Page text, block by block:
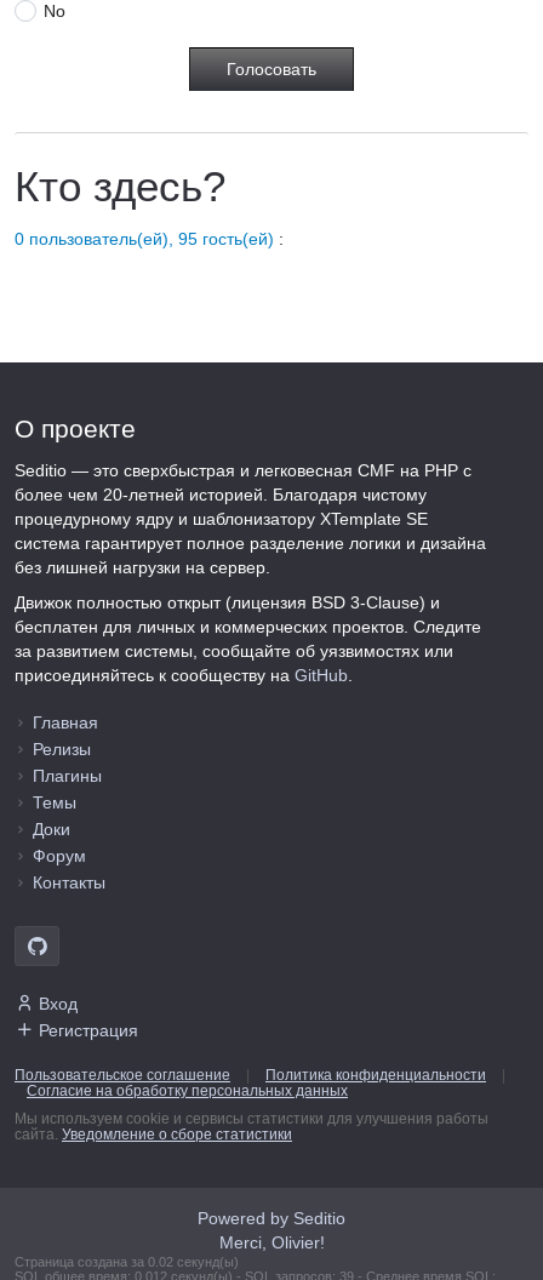
No
Кто здесь?
0 пользователь(ей), 95 гость(ей) :
О проекте
Seditio — это сверхбыстрая и легковесная CMF на PHP с
более чем 20-летней историей. Благодаря чистому
процедурному ядру и шаблонизатору XTemplate SE
система гарантирует полное разделение логики и дизайна
без лишней нагрузки на сервер.
Движок полностью открыт (лицензия BSD 3-Clause) и
бесплатен для личных и коммерческих проектов. Следите
за развитием системы, сообщайте об уязвимостях или
присоединяйтесь к сообществу на GitHub
Главная
Релизы
Плагины
Темы
Доки
Форум
Контакты
Вход
Регистрация
Пользовательское соглашение Политика конфиденциальности
Согласие на обработку персональных данных
Мы используем cookie и сервисы статистики для улучшения работы
сайта. Уведомление о сборе статистики
Powered by Seditio
Merci, Olivier!
Страница создана за 0.02 секунд(ы)
SQL общее время: 0.012 секунд(ы) - SQL запросов: 39 - Среднее время SQL: